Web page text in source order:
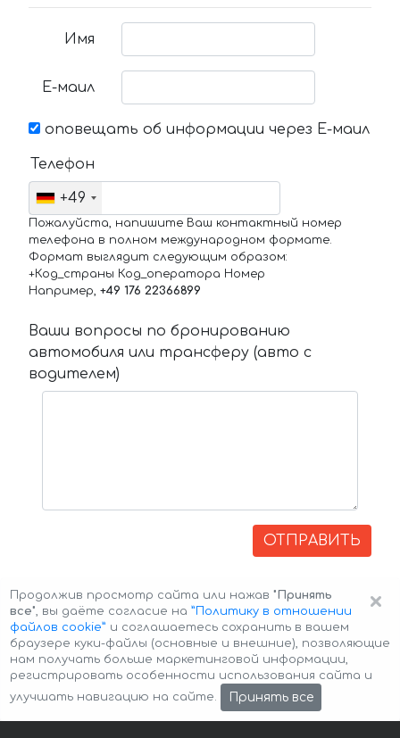
Имя
Е-маил
оповещать об информации через Е-маил
Телефон
+49
Пожалуйста, напишите Ваш контактный номер
телефона в полном международном формате.
Формат выглядит следующим образом:
+Код_страны Код_оператора Номер
Например, +49 176 22366899
Ваши вопросы по бронированию
автомобиля или трансферу (авто с
водителем)
ОТПРАВИТЬ
Авторские права © 2026 Авто-Аренда Cookie Policy
×
Продолжив просмотр сайта или нажав "Принять
все", вы даёте согласие на ”Политику в отношении
файлов cookie” и соглашаетесь сохранить в вашем
браузере куки-файлы (основные и внешние), позволяющие
нам получать больше маркетинговой информации,
регистрировать особенности использования сайта и
улучшать навигацию на сайте.
Принять все